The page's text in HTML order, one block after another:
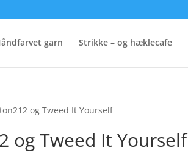
garn Strikke – og hæklecafe
og Tweed It Yourself
og Tweed It Yourself